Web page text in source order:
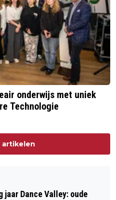
onderwijs met uniek
Technologie
artikelen
jaar Dance Valley: oude